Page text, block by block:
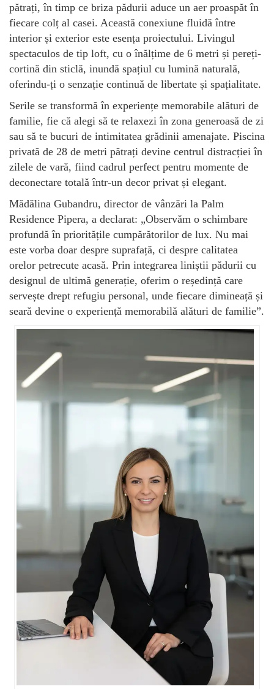
pătrați, în timp ce briza pădurii aduce un aer proaspăt în
fiecare colț al casei. Această conexiune fluidă între
interior și exterior este esența proiectului. Livingul
spectaculos de tip loft, cu o înălțime de 6 metri și pereți-
cortină din sticlă, inundă spațiul cu lumină naturală,
oferindu-ți o senzație continuă de libertate și spațialitate.
Serile se transformă în experiențe memorabile alături de
familie, fie că alegi să te relaxezi în zona generoasă de zi
sau să te bucuri de intimitatea grădinii amenajate. Piscina
privată de 28 de metri pătrați devine centrul distracției în
zilele de vară, fiind cadrul perfect pentru momente de
deconectare totală într-un decor privat și elegant.
Mădălina Gubandru, director de vânzări la Palm
Residence Pipera, a declarat: „Observăm o schimbare
profundă în prioritățile cumpărătorilor de lux. Nu mai
este vorba doar despre suprafață, ci despre calitatea
orelor petrecute acasă. Prin integrarea liniștii pădurii cu
designul de ultimă generație, oferim o reședință care
servește drept refugiu personal, unde fiecare dimineață și
seară devine o experiență memorabilă alături de familie”.